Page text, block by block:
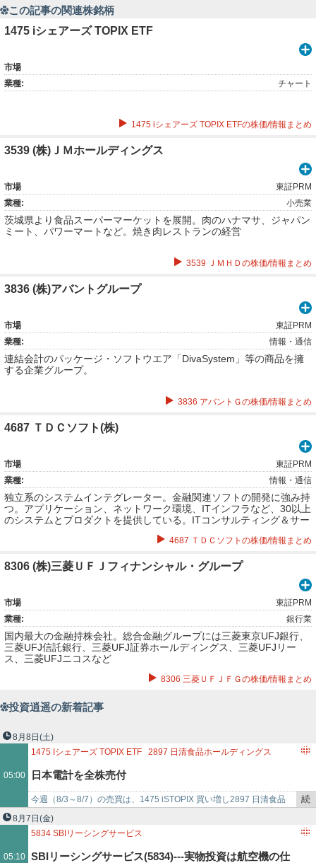
この記事の関連株銘柄
1475 iシェアーズ TOPIX ETF
市場
業種:
チャート
1475 iシェアーズ TOPIX ETFの株価/情報まとめ
3539 (株)ＪＭホールディングス
市場
東証PRM
業種:
小売業
茨城県より食品スーパーマーケットを展開。肉のハナマサ、ジャパン
ミート、パワーマートなど。焼き肉レストランの経営
3539 ＪＭＨＤの株価/情報まとめ
3836 (株)アバントグループ
市場
東証PRM
業種:
情報・通信
連結会計のパッケージ・ソフトウエア「DivaSystem」等の商品を擁
する企業グループ。
3836 アバントＧの株価/情報まとめ
4687 ＴＤＣソフト(株)
市場
東証PRM
業種:
情報・通信
独立系のシステムインテグレーター。金融関連ソフトの開発に強み持
つ。アプリケーション、ネットワーク環境、ITインフラなど、30以上
のシステムとプロダクトを提供している。ITコンサルティング＆サー
4687 ＴＤＣソフトの株価/情報まとめ
8306 (株)三菱ＵＦＪフィナンシャル・グループ
市場
東証PRM
業種:
銀行業
国内最大の金融持株会社。総合金融グループには三菱東京UFJ銀行、
三菱UFJ信託銀行、三菱UFJ証券ホールディングス、三菱UFJリー
ス、三菱UFJニコスなど
8306 三菱ＵＦＪＦＧの株価/情報まとめ
投資逍遥の新着記事
8月8日 (土)
05:00
1475 Iシェアーズ TOPIX ETF 2897 日清食品ホールディングス
3176
三洋貿易 4746 東計電算
日本電計を全株売付
今週（8/3～8/7）の売買は、1475 iSTOPIX 買い増し2897 日清食品
HD 買い増し1475 iSTOPIX 一部売り2897 日清食…
続
を
8月7日 (金)
05:10
5834 SBIリーシングサービス
SBIリーシングサービス(5834)---実物投資は航空機の仕